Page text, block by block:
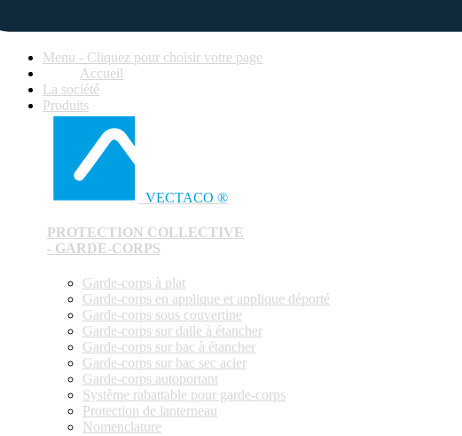
Menu - Cliquez pour choisir votre page
Accueil
La société
Produits
VECTACO ®
PROTECTION COLLECTIVE
- GARDE-CORPS
Garde-corps à plat
Garde-corps en applique et applique déporté
Garde-corps sous couvertine
Garde-corps sur dalle à étancher
Garde-corps sur bac à étancher
Garde-corps sur bac sec acier
Garde-corps autoportant
Système rabattable pour garde-corps
Protection de lanterneau
Nomenclature